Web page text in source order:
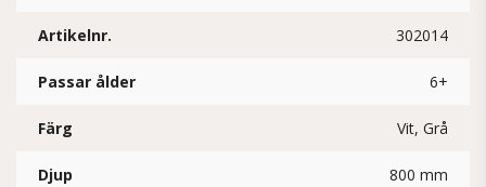
Artikelnr. 302014
Passar ålder 6+
Färg Vit, Grå
Djup 800 mm